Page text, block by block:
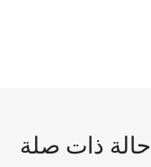
حالة ذات صلة